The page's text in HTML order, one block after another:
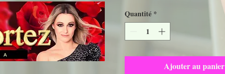
Quantité *
Ajouter au panier